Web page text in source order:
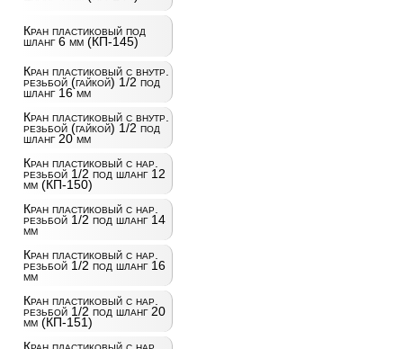
Кран пластиковый под
шланг 6 мм (КП-145)
Кран пластиковый с внутр.
резьбой (гайкой) 1/2 под
шланг 16 мм
Кран пластиковый с внутр.
резьбой (гайкой) 1/2 под
шланг 20 мм
Кран пластиковый с нар.
резьбой 1/2 под шланг 12
мм (КП-150)
Кран пластиковый с нар.
резьбой 1/2 под шланг 14
мм
Кран пластиковый с нар.
резьбой 1/2 под шланг 16
мм
Кран пластиковый с нар.
резьбой 1/2 под шланг 20
мм (КП-151)